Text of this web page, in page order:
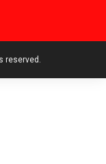
reserved.